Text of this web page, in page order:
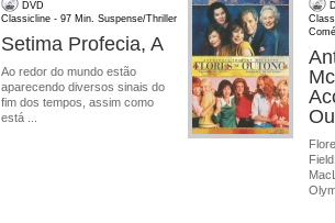
DVD
Classicline - 97 Min. Suspense/Thriller
Setima Profecia, A
Ao redor do mundo estão
aparecendo diversos sinais do
fim dos tempos, assim como
está ...